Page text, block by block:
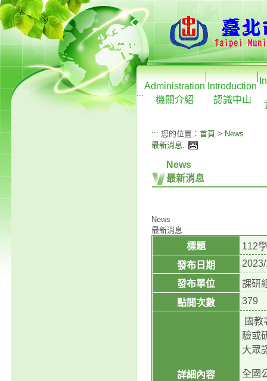
:::
Administration
機關介紹
Introduction
認識中山
::: 您的位置： 首頁 > News
最新消息.
News
最新消息
News
最新消息
標題
112
發布日期
發布單位
課研
點閱次數
379
詳細內容
國
驗或
大眾
全國